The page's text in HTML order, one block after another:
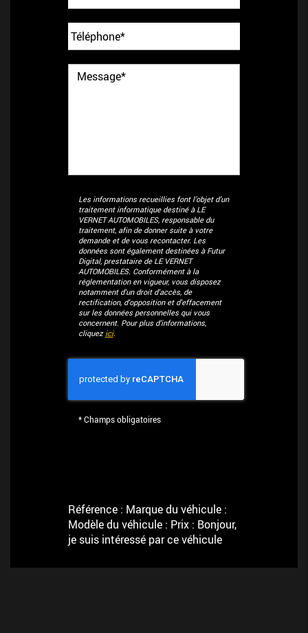
Les informations recueillies font l’objet d’un
traitement informatique destiné àLE
VERNET AUTOMOBILES, responsable du
traitement, afin de donner suite à votre
demande et de vous recontacter. Les
données sont également destinées à Futur
Digital, prestataire de LE VERNET
AUTOMOBILES. Conformément à la
réglementation en vigueur, vous disposez
notamment d'un droit d'accès, de
rectification, d'opposition et d'effacement
sur les données personnelles qui vous
concernent. Pour plus d’informations,
cliquez ici.
*Champs obligatoires
Référence : Marque du véhicule :
Modèle du véhicule : Prix : Bonjour,
je suis intéressé par ce véhicule